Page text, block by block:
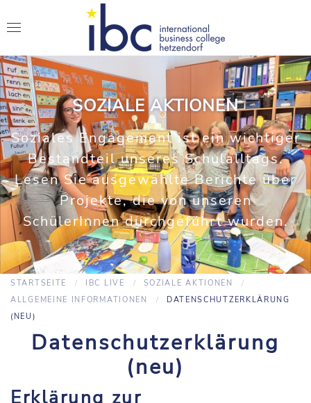
SOZIALE AKTIONEN
Soziales Engagement ist ein wichtiger
Bestandteil unseres Schulalltags.
Lesen Sie ausgewählte Berichte über
Projekte, die von unseren
SchülerInnen durchgeführt wurden.
STARTSEITE IBC LIVE
SOZIALE AKTIONEN
ALLGEMEINE INFORMATIONEN
DATENSCHUTZERKLÄRUNG
(NEU)
Datenschutzerklärung
(neu)
Erklärung zur